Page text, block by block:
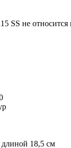
SS не
длиной 18,5 см